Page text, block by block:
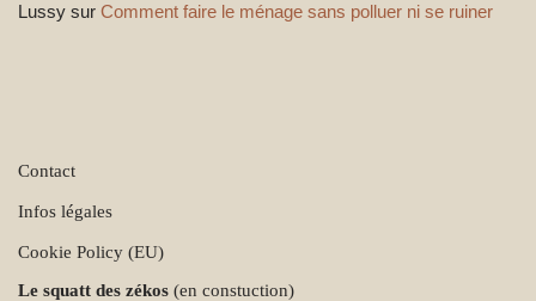
Lussy sur Comment faire le ménage sans polluer ni se ruiner
Contact
Infos légales
Cookie Policy (EU)
Le squatt des zékos (en constuction)